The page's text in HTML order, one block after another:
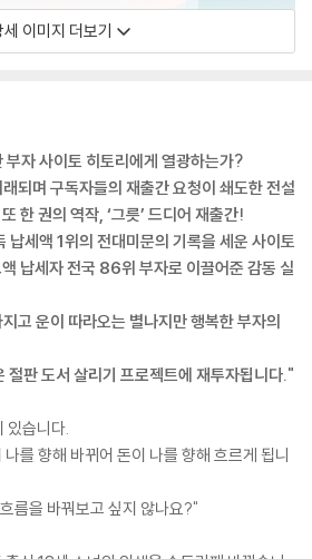
세 이미지 더보기
자 사이토 히토리에게 열광하는가?
되며 구독자들의 재출간 요청이 쇄도한 전설
한 권의 역작, ‘그릇’ 드디어 재출간!
세액 1위의 전대미문의 기록을 세운 사이토
납세자 전국 86위 부자로 이끌어준 감동 실
고 운이 따라오는 별나지만 행복한 부자의
절판 도서 살리기 프로젝트에 재투자됩니다."
있습니다.
를 향해 바뀌어 돈이 나를 향해 흐르게 됩니
름을 바꿔보고 싶지 않나요?"